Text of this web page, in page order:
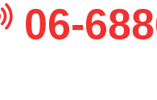
06-